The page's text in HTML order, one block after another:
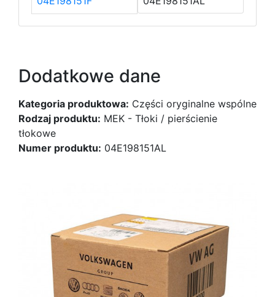
Dodatkowe dane
Kategoria produktowa: Części oryginalne wspólne
Rodzaj produktu: MEK - Tłoki / pierścienie
tłokowe
Numer produktu: 04E198151AL